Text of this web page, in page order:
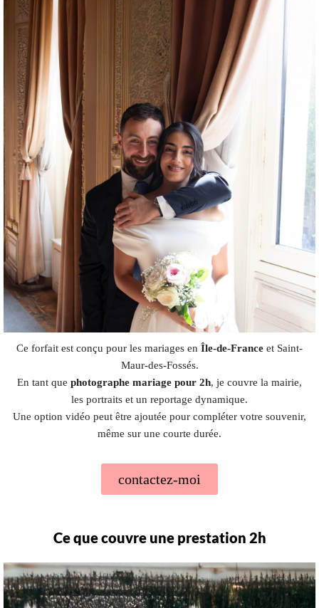
Ce forfait est conçu pour les mariages en Île-de-France et Saint-
Maur-des-Fossés.
En tant que photographe mariage pour 2h, je couvre la mairie,
les portraits et un reportage dynamique.
Une option vidéo peut être ajoutée pour compléter votre souvenir,
même sur une courte durée.
contactez-moi
Ce que couvre une prestation 2h